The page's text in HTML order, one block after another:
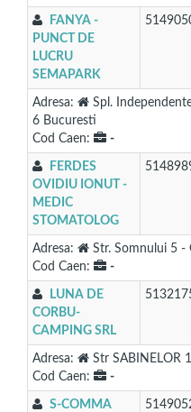
FANYA -
PUNCT DE
LUCRU
SEMAPARK
Adresa:
Spl.
6 Bucuresti
Cod Caen:
-
FERDES
OVIDIU IONUT -
MEDIC
STOMATOLOG
Adresa:
Str. Somnului 5 -
Cod Caen:
-
LUNA DE
CORBU-
CAMPING SRL
Adresa:
Str SABINELOR
Cod Caen:
-
S-COMMA